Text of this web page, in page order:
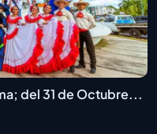
del 31 de Octubre...